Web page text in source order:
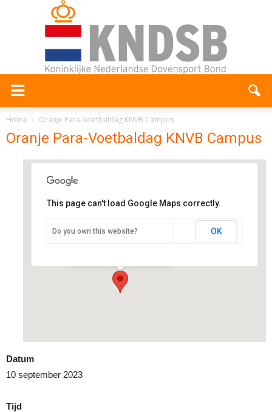
Home Oranje Para-Voetbaldag KNVB Campus
Oranje Para-Voetbaldag KNVB Campus
KNVB Campus
This page can't load Google Maps correctly.
Do you own this website? OK
Datum
10 september 2023
Tijd